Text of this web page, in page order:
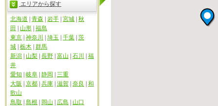
エリアから探す
北海道 青森 岩手 宮城 秋
田
山形 福島
東京 神奈川 埼玉 千葉 茨
城 栃木 群馬
新潟
山梨 長野 富山 石川
福
井
愛知
岐阜 静岡
三重
大阪
京都 兵庫 滋賀 奈良
和
歌山
鳥取
島根 岡山 広島
山口